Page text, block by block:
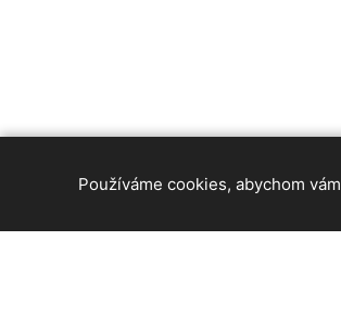
Používáme cookies, abychom